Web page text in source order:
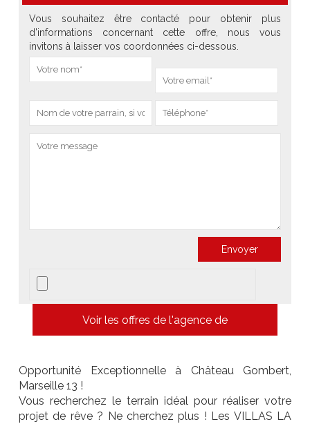
Vous souhaitez être contacté pour obtenir plus
d'informations concernant cette offre, nous vous
invitons à laisser vos coordonnées ci-dessous.
Voir les offres de l'agence de
Opportunité Exceptionnelle à Château Gombert,
Marseille 13 !
Vous recherchez le terrain idéal pour réaliser votre
projet de rêve ? Ne cherchez plus ! Les VILLAS LA